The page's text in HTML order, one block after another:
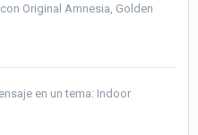
Original Amnesia, Golden
en un tema: Indoor